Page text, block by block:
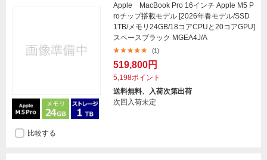
Apple MacBook Pro 16インチ Apple M5 P
roチップ搭載モデル [2026年春モデル/SSD
1TB/メモリ24GB/18コアCPUと20コアGPU]
スペースブラック MGEA4J/A
(1)
519,800円
5,198ポイント
送料無料、入荷次第出荷
次回入荷未定
比較する